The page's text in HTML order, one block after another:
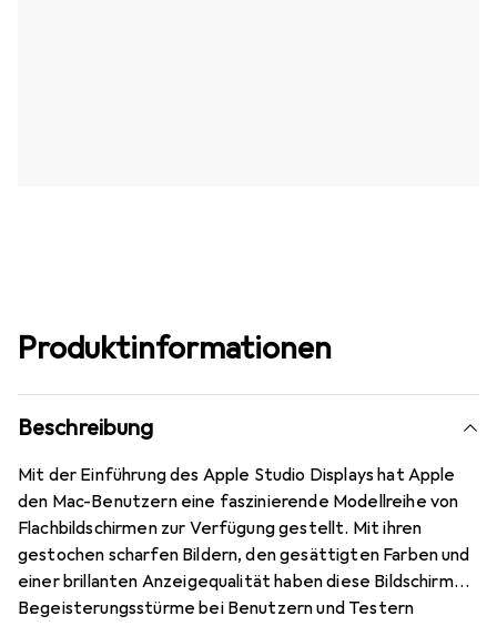
Produktinformationen
Beschreibung
Mit der Einführung des Apple Studio Displays hat Apple
den Mac-Benutzern eine faszinierende Modellreihe von
Flachbildschirmen zur Verfügung gestellt. Mit ihren
gestochen scharfen Bildern, den gesättigten Farben und
einer brillanten Anzeigequalität haben diese Bildschirme
Begeisterungsstürme bei Benutzern und Testern